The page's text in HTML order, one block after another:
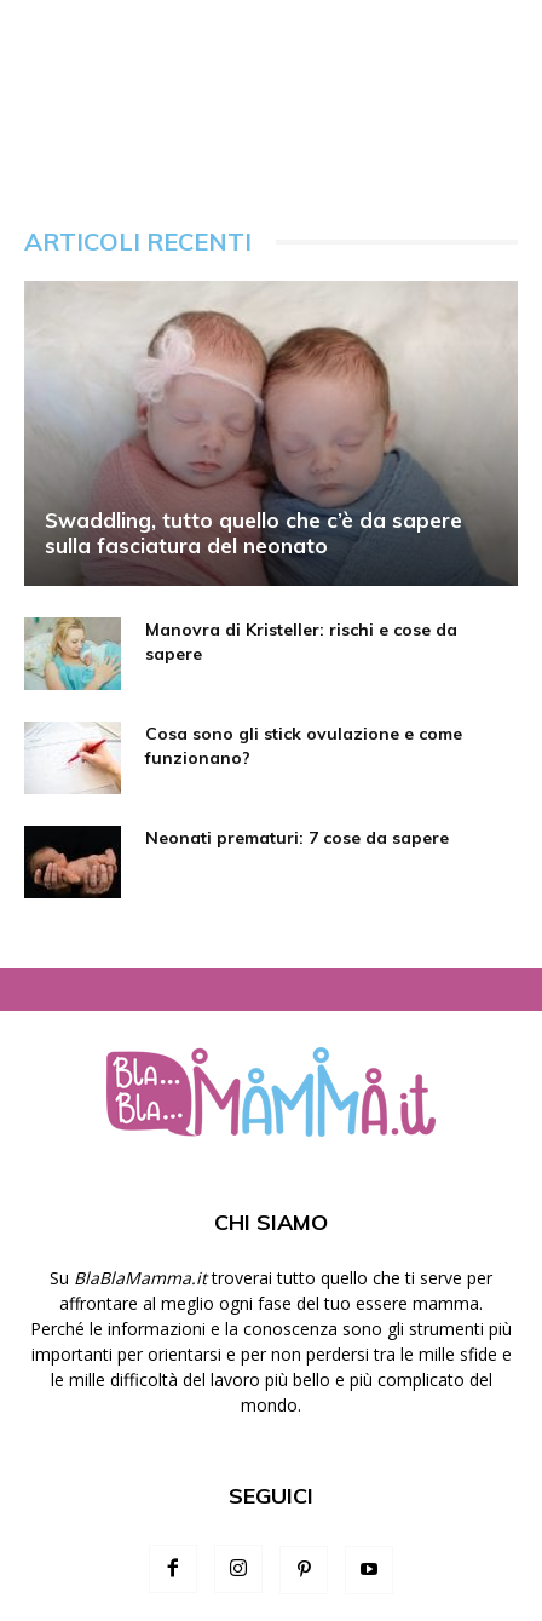
ARTICOLI RECENTI
Swaddling, tutto quello che c’è da sapere
sulla fasciatura del neonato
Manovra di Kristeller: rischi e cose da
sapere
Cosa sono gli stick ovulazione e come
funzionano?
Neonati prematuri: 7 cose da sapere
CHI SIAMO
Su BlaBlaMamma.ittroverai tutto quello che ti serve per
affrontare al meglio ogni fase del tuo essere mamma.
Perché le informazioni e la conoscenza sono gli strumenti più
importanti per orientarsi e per non perdersi tra le mille sfide e
le mille difficoltà del lavoro più bello e più complicato del
mondo.
SEGUICI